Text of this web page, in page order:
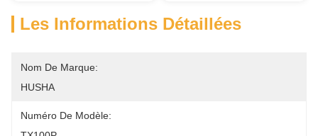
Les Informations Détaillées
Nom De Marque:
HUSHA
Numéro De Modèle: